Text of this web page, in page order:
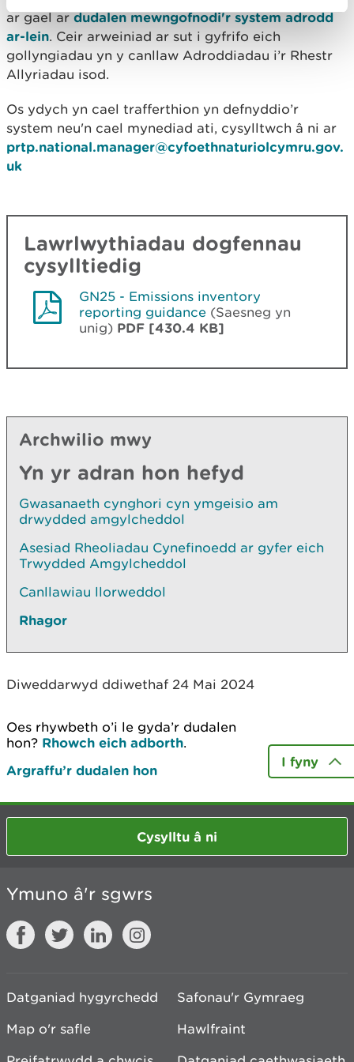
ar gael ar dudalen mewngofnodi'r system adrodd
ar-lein. Ceir arweiniad ar sut i gyfrifo eich
gollyngiadau yn y canllaw Adroddiadau i’r Rhestr
Allyriadau isod.
Os ydych yn cael trafferthion yn defnyddio’r
system neu'n cael mynediad ati, cysylltwch â ni ar
prtp.national.manager@cyfoethnaturiolcymru.gov.
uk
Lawrlwythiadau dogfennau
cysylltiedig
GN25 - Emissions inventory
reporting guidance (Saesneg yn
unig) PDF [430.4 KB]
Archwilio mwy
Yn yr adran hon hefyd
Gwasanaeth cynghori cyn ymgeisio am
drwydded amgylcheddol
Asesiad Rheoliadau Cynefinoedd ar gyfer eich
Trwydded Amgylcheddol
Canllawiau llorweddol
Rhagor
Diweddarwyd ddiwethaf 24 Mai 2024
Oes rhywbeth o’i le gyda’r dudalen
hon? Rhowch eich adborth.
Argraffu’r dudalen hon
I fyny
Cysylltu â ni
Ymuno â'r sgwrs
Datganiad hygyrchedd
Safonau'r Gymraeg
Map o'r safle
Hawlfraint